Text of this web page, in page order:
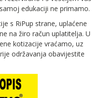
edukaciji ne primamo.
s RiPup strane, uplaćene
na žiro račun uplatitelja. U
kotizacije vraćamo, uz
održavanja obavijestite